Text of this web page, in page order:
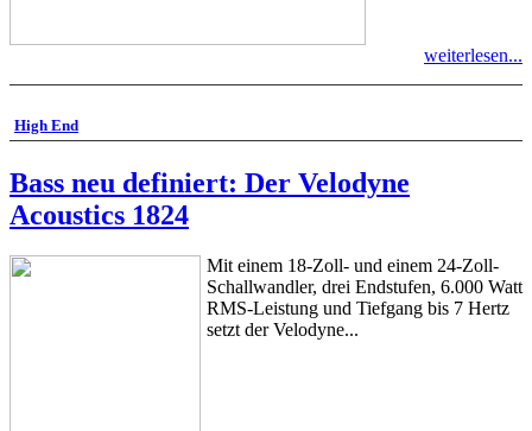
weiterlesen...
High End
Bass neu definiert: Der Velodyne
Acoustics 1824
Mit einem 18-Zoll- und einem 24-Zoll-
Schallwandler, drei Endstufen, 6.000 Watt
RMS-Leistung und Tiefgang bis 7 Hertz
setzt der Velodyne...